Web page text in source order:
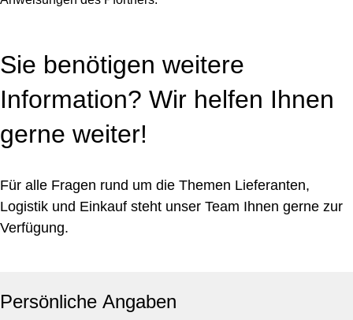
Sie benötigen weitere
Information? Wir helfen Ihnen
gerne weiter!
Für alle Fragen rund um die Themen Lieferanten,
Logistik und Einkauf steht unser Team Ihnen gerne zur
Verfügung.
Persönliche Angaben